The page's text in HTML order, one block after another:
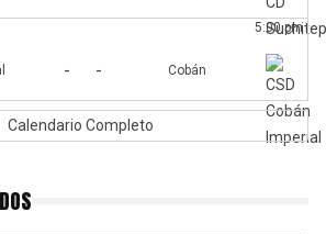
5:00 pm
- - Cobán
Calendario Completo